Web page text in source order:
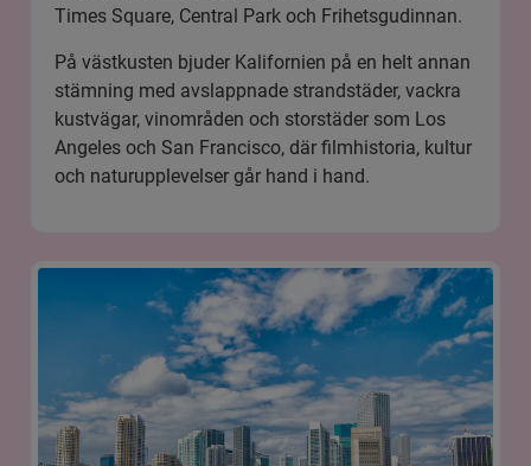
Times Square, Central Park och Frihetsgudinnan.
På västkusten bjuder Kalifornien på en helt annan
stämning med avslappnade strandstäder, vackra
kustvägar, vinområden och storstäder som Los
Angeles och San Francisco, där filmhistoria, kultur
och naturupplevelser går hand i hand.